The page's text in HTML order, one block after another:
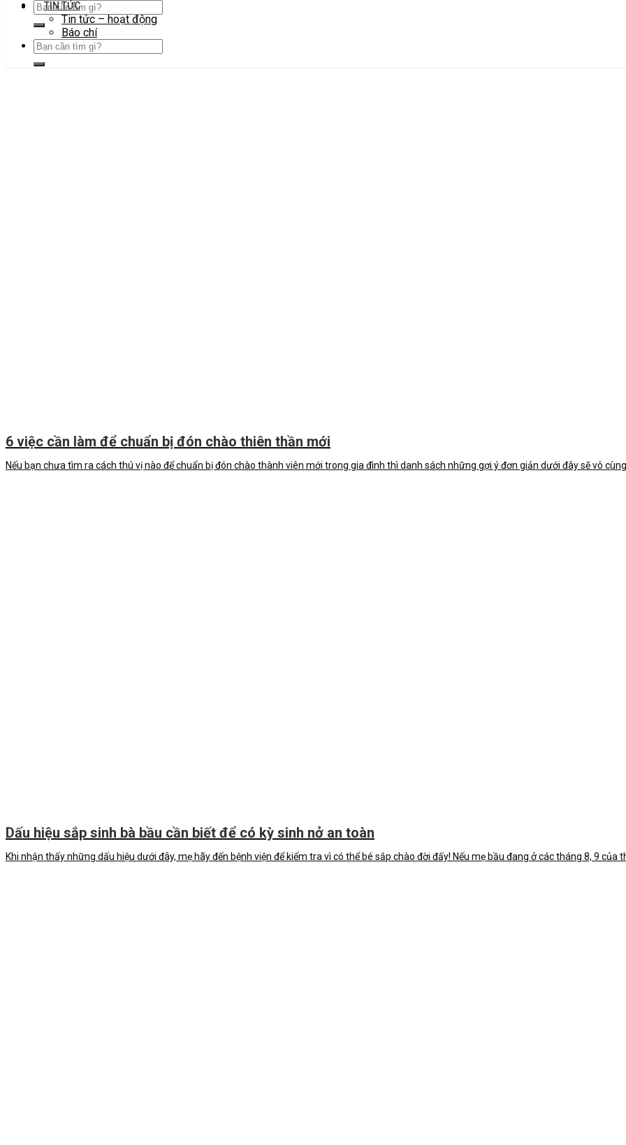
TIN TỨC
Tin tức – hoạt động
Báo chí
6 việc cần làm để chuẩn bị đón chào thiên thần mới
Nếu bạn chưa tìm ra cách thú vị nào để chuẩn bị đón chào thành viên mới trong gia đình thì danh sách những gợi ý đơn giản dưới đây sẽ vô cùng
Dấu hiệu sắp sinh bà bầu cần biết để có kỳ sinh nở an toàn
Khi nhận thấy những dấu hiệu dưới đây, mẹ hãy đến bệnh viện để kiểm tra vì có thể bé sắp chào đời đấy! Nếu mẹ bầu đang ở các tháng 8, 9 của